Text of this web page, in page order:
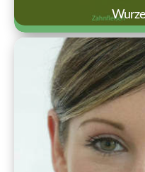
Aufgabe und
ist es den
freizulegen und
befreien. Dies
Sorgfalt